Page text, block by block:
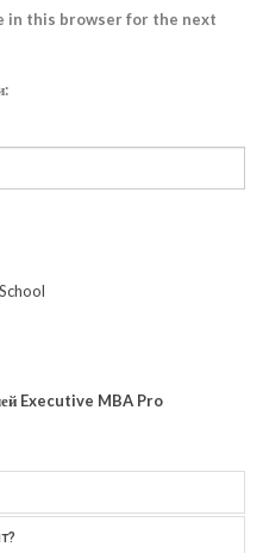
in this browser for the next
Executive MBA Pro